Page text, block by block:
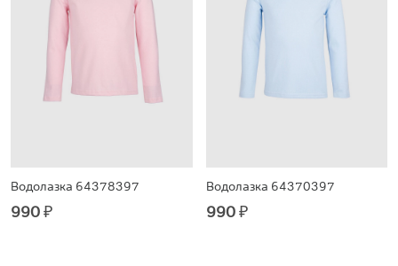
Водолазка 64378397
990₽
Водолазка 64370397
990₽